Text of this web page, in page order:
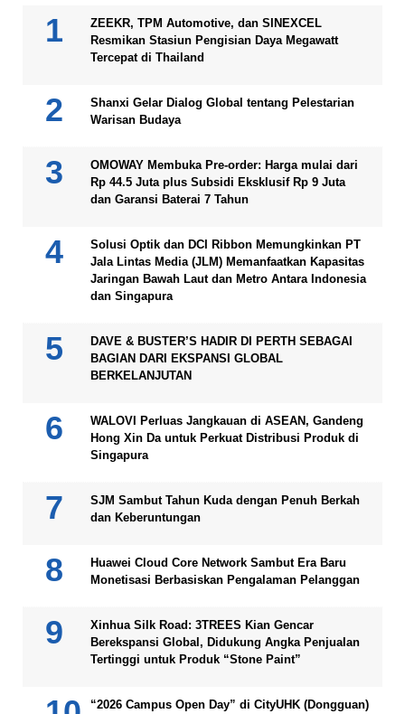
ZEEKR, TPM Automotive, dan SINEXCEL
Resmikan Stasiun Pengisian Daya Megawatt
Tercepat di Thailand
Shanxi Gelar Dialog Global tentang Pelestarian
Warisan Budaya
OMOWAY Membuka Pre-order: Harga mulai dari
Rp 44.5 Juta plus Subsidi Eksklusif Rp 9 Juta
dan Garansi Baterai 7 Tahun
Solusi Optik dan DCI Ribbon Memungkinkan PT
Jala Lintas Media (JLM) Memanfaatkan Kapasitas
Jaringan Bawah Laut dan Metro Antara Indonesia
dan Singapura
DAVE & BUSTER’S HADIR DI PERTH SEBAGAI
BAGIAN DARI EKSPANSI GLOBAL
BERKELANJUTAN
WALOVI Perluas Jangkauan di ASEAN, Gandeng
Hong Xin Da untuk Perkuat Distribusi Produk di
Singapura
SJM Sambut Tahun Kuda dengan Penuh Berkah
dan Keberuntungan
Huawei Cloud Core Network Sambut Era Baru
Monetisasi Berbasiskan Pengalaman Pelanggan
Xinhua Silk Road: 3TREES Kian Gencar
Berekspansi Global, Didukung Angka Penjualan
Tertinggi untuk Produk “Stone Paint”
“2026 Campus Open Day” di CityUHK (Dongguan)